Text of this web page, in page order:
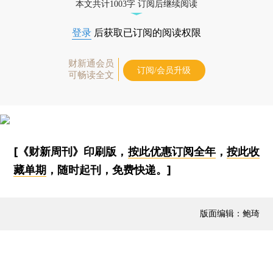
本文共计1003字 订阅后继续阅读
登录 后获取已订阅的阅读权限
财新通会员
可畅读全文
订阅/会员升级
[《财新周刊》印刷版， 按此优惠订阅全年， 按此收
藏单期 ，随时起刊，免费快递。]
版面编辑：鲍琦